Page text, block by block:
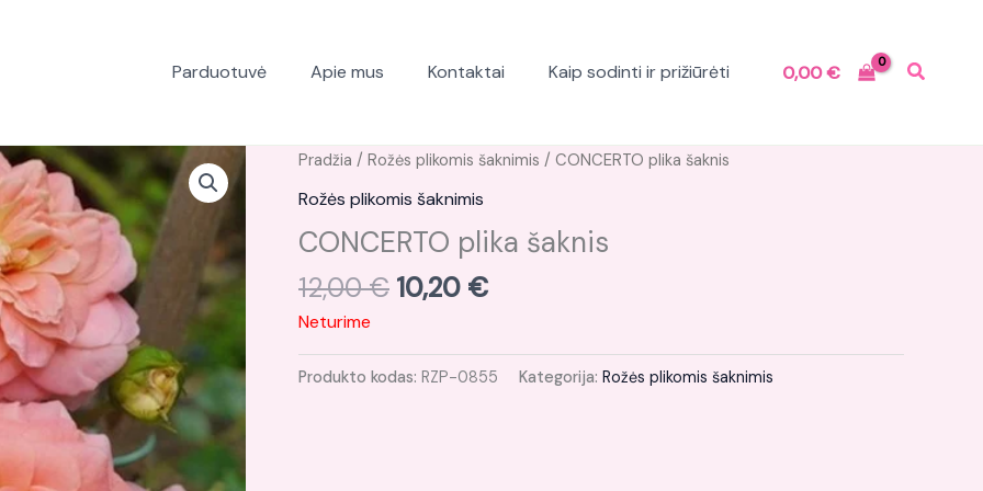
Parduotuvė Apie mus Kontaktai Kaip sodinti ir prižiūrėti 0,00€
Pradžia / Rožės plikomis šaknimis / CONCERTO plika šaknis
Rožės plikomis šaknimis
CONCERTO plika šaknis
12,00€
Original
price
was:
12,00 €.
10,20 €
Current
10,20 €.
Neturime
Produkto kodas: RZP-0855 Kategorija: Rožės plikomis šaknimis